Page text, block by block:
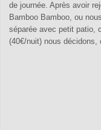
de journée. Après avoir
Bamboo Bamboo, ou
séparée avec petit patio,
(40€/nuit) nous décidons,